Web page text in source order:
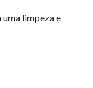
limpeza e